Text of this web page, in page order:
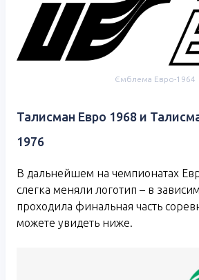
Ємблема Евро-1964
Талисман Евро 1968 и
1976
В дальнейшем на чемпионатах
слегка меняли логотип – в
проходила финальная часть
можете увидеть ниже.